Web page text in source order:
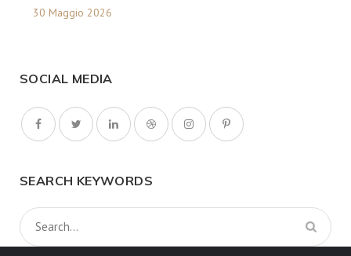
30 Maggio 2026
SOCIAL MEDIA
SEARCH KEYWORDS